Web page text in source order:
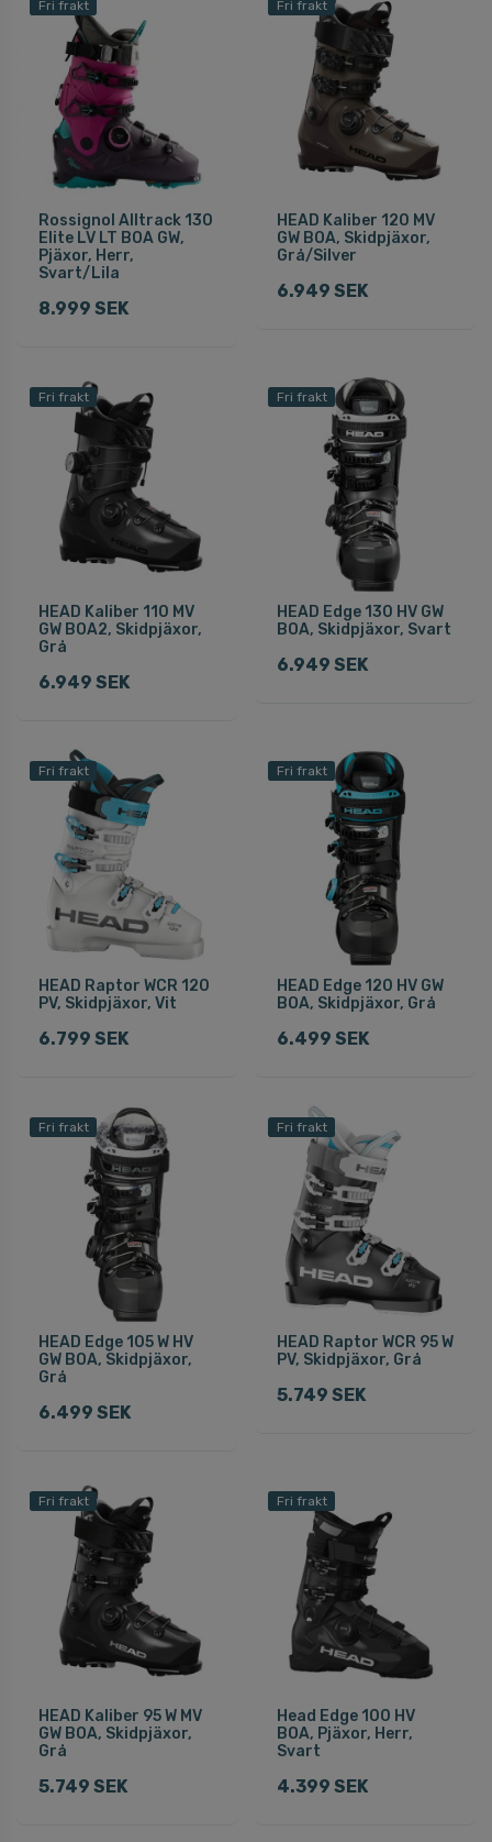
Fri frakt
Rossignol Alltrack 130
Elite LV LT BOA GW,
Pjäxor, Herr,
Svart/Lila
8.999 SEK
Fri frakt
HEAD Kaliber 120 MV
GW BOA, Skidpjäxor,
Grå/Silver
6.949 SEK
Fri frakt
HEAD Kaliber 110 MV
GW BOA2, Skidpjäxor,
Grå
6.949 SEK
Fri frakt
HEAD Edge 130 HV GW
BOA, Skidpjäxor, Svart
6.949 SEK
Fri frakt
HEAD Raptor WCR 120
PV, Skidpjäxor, Vit
6.799 SEK
Fri frakt
HEAD Edge 120 HV GW
BOA, Skidpjäxor, Grå
6.499 SEK
Fri frakt
HEAD Edge 105 W HV
GW BOA, Skidpjäxor,
Grå
6.499 SEK
Fri frakt
HEAD Raptor WCR 95 W
PV, Skidpjäxor, Grå
5.749 SEK
Fri frakt
HEAD Kaliber 95 W MV
GW BOA, Skidpjäxor,
Grå
5.749 SEK
Fri frakt
Head Edge 100 HV
BOA, Pjäxor, Herr,
Svart
4.399 SEK